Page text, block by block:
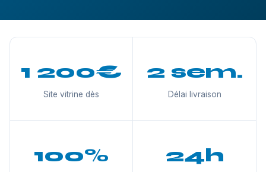
1 200€
Site vitrine dès
2 sem.
Délai livraison
100% 24h